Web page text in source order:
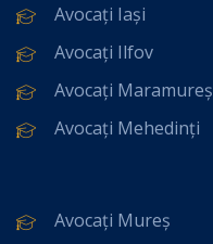
Avocați Iași
Avocați Ilfov
Avocați Maramureș
Avocați Mehedinți
Avocați Mureș